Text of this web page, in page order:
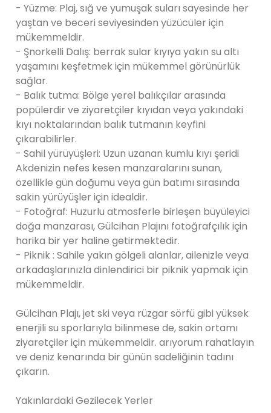
- Yüzme: Plaj, sığ ve yumuşak suları sayesinde her
yaştan ve beceri seviyesinden yüzücüler için
mükemmeldir.
- Şnorkelli Dalış: berrak sular kıyıya yakın su altı
yaşamını keşfetmek için mükemmel görünürlük
sağlar.
- Balık tutma: Bölge yerel balıkçılar arasında
popülerdir ve ziyaretçiler kıyıdan veya yakındaki
kıyı noktalarından balık tutmanın keyfini
çıkarabilirler.
- Sahil yürüyüşleri: Uzun uzanan kumlu kıyı şeridi
Akdenizin nefes kesen manzaralarını sunan,
özellikle gün doğumu veya gün batımı sırasında
sakin yürüyüşler için idealdir.
- Fotoğraf: Huzurlu atmosferle birleşen büyüleyici
doğa manzarası, Gülcihan Plajını fotoğrafçılık için
harika bir yer haline getirmektedir.
- Piknik : Sahile yakın gölgeli alanlar, ailenizle veya
arkadaşlarınızla dinlendirici bir piknik yapmak için
mükemmeldir.
Gülcihan Plajı, jet ski veya rüzgar sörfü gibi yüksek
enerjili su sporlarıyla bilinmese de, sakin ortamı
ziyaretçiler için mükemmeldir. arıyorum rahatlayın
ve deniz kenarında bir günün sadeliğinin tadını
çıkarın.
Yakınlardaki Gezilecek Yerler